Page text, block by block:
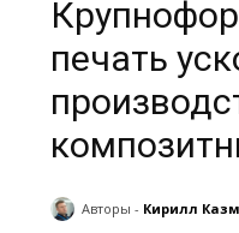
печать
Авторы - Кирилл